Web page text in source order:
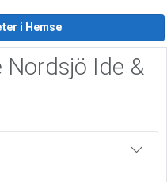
i Hemse
Ide &